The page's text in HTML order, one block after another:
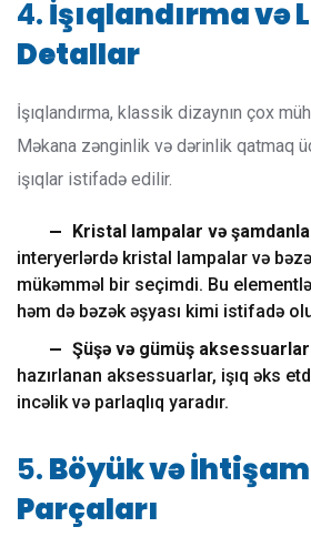
4.İşıqlandırma və
Detallar
İşıqlandırma, klassik dizaynın çox
Məkana zənginlik və dərinlik qatmaq
işıqlar istifadə edilir.
Kristal lampalar və
interyerlərdə kristal lampalar və
mükəmməl bir seçimdi. Bu
həm də bəzək əşyası kimi istifadə
Şüşə və gümüş aksessuarlar
hazırlanan aksessuarlar, işıq əks
incəlik və parlaqlıq yaradır.
5.Böyük və
Parçaları